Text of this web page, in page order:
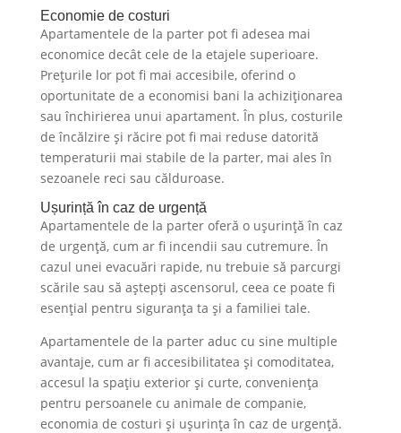
Economie de costuri
Apartamentele de la parter pot fi adesea mai
economice decât cele de la etajele superioare.
Prețurile lor pot fi mai accesibile, oferind o
oportunitate de a economisi bani la achiziționarea
sau închirierea unui apartament. În plus, costurile
de încălzire și răcire pot fi mai reduse datorită
temperaturii mai stabile de la parter, mai ales în
sezoanele reci sau călduroase.
Ușurință în caz de urgență
Apartamentele de la parter oferă o ușurință în caz
de urgență, cum ar fi incendii sau cutremure. În
cazul unei evacuări rapide, nu trebuie să parcurgi
scările sau să aștepți ascensorul, ceea ce poate fi
esențial pentru siguranța ta și a familiei tale.
Apartamentele de la parter aduc cu sine multiple
avantaje, cum ar fi accesibilitatea și comoditatea,
accesul la spațiu exterior și curte, conveniența
pentru persoanele cu animale de companie,
economia de costuri și ușurința în caz de urgență.